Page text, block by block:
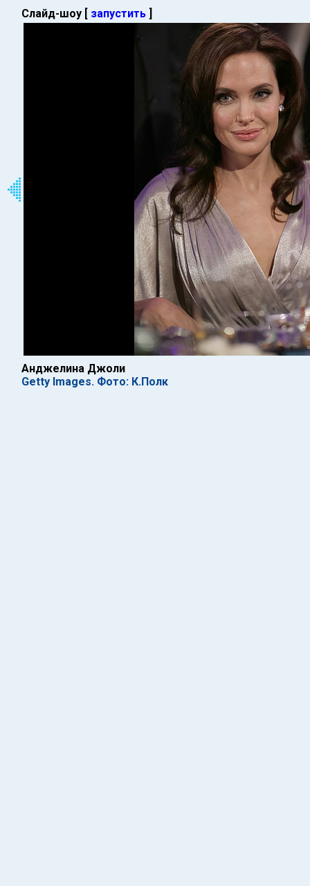
Слайд-шоу [ запустить ]
Анджелина Джоли
Getty Images. Фото: К.Полк